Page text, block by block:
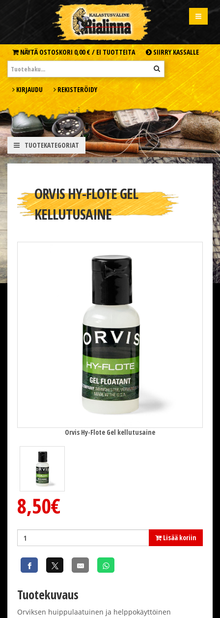
NÄYTÄ OSTOSKORI 0,00 € / EI TUOTTEITA SIIRRY KASSALLE
KIRJAUDU REKISTERÖIDY
TUOTEKATEGORIAT
ORVIS HY-FLOTE GEL
KELLUTUSAINE
Orvis Hy-Flote Gel kellutusaine
8,50€
Lisää koriin
Tuotekuvaus
Orviksen huippulaatuinen ja helppokäyttöinen